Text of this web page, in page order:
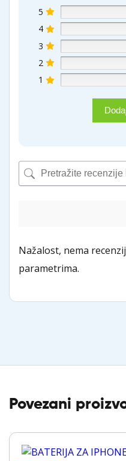
5
4
3
2
1
Nažalost, nema
parametrima.
Povezani